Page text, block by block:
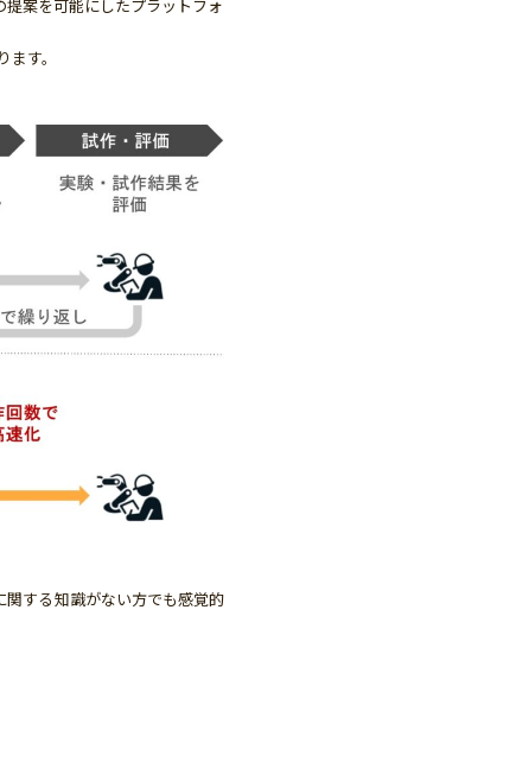
提案を可能にしたプラットフォ
す。
関する知識がない方でも感覚的